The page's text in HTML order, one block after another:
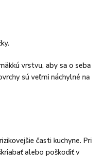
vrstvu, aby sa o seba
sú veľmi náchylné na
časti kuchyne. Pri
alebo poškodiť v